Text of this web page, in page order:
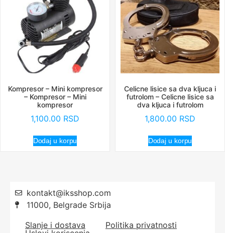
Kompresor – Mini kompresor
– Kompresor – Mini
kompresor
1,100.00 RSD
Dodaj u korpu
Celicne lisice sa dva kljuca i
futrolom – Celicne lisice sa
dva kljuca i futrolom
1,800.00 RSD
Dodaj u korpu
kontakt@iksshop.com
11000, Belgrade Srbija
Slanje i dostava
Politika privatnosti